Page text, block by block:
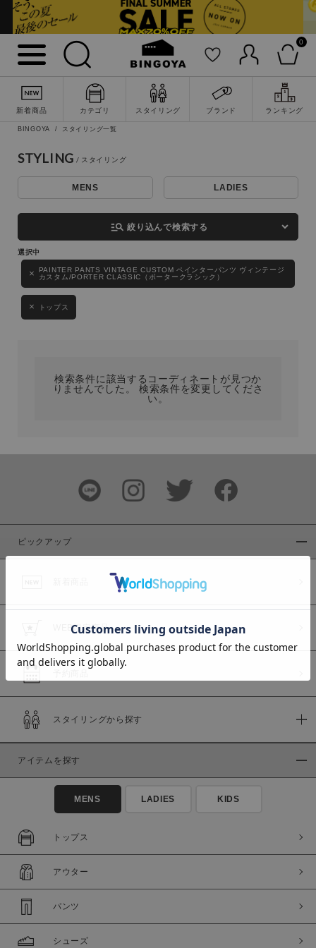
0
新着商品 カテゴリ スタイリング ブランド ランキング
詳細検索
性別
LADIES
価格
商品タイプ
通常商品 予約商品
在庫あり
BINGOYA スタイリング一覧
STYLING
MENS LADIES
manage_search 絞り込んで検索する
PAINTER PANTS VINTAGE CUSTOM ペインターパンツ ヴィンテージ
カスタム/PORTER CLASSIC（ポータークラシック）
トップス
検索条件に該当するコーディネートが見つか
りませんでした。 検索条件を変更してくださ
い。
ピックアップ
WEB限定商品
スタイリングから探す
アイテムを探す
MENS LADIES KIDS
トップス
アウター
パンツ
シューズ